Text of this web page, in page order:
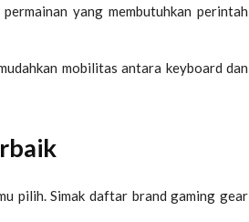
yang membutuhkan perintah
mobilitas antara keyboard dan
pilih. Simak daftar brand gaming gear